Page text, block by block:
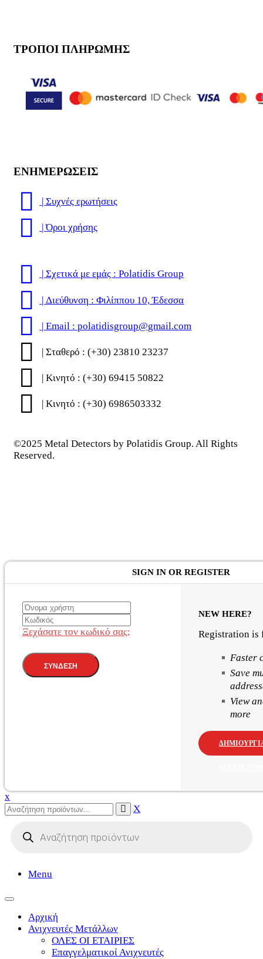
ΤΡΟΠΟΙ ΠΛΗΡΩΜΗΣ
ΕΝΗΜΕΡΩΣΕΙΣ
| Συχνές ερωτήσεις
| Όροι χρήσης
| Σχετικά με εμάς : Polatidis Group
| Διεύθυνση : Φιλίππου 10, Έδεσσα
| Email : polatidisgroup@gmail.com
| Σταθερό : (+30) 23810 23237
| Κινητό : (+30) 69415 50822
| Κινητό : (+30) 6986503332
©2025 Metal Detectors by Polatidis Group. All Rights
Reserved.
SIGN IN OR REGISTER
Ξεχάσατε τον κωδικό σας;
NEW HERE?
Registration is
Faster
Save
View
more
x
X
search
Menu
Toggle
Αρχική
Ανιχνευτές Μετάλλων
ΟΛΕΣ ΟΙ ΕΤΑΙΡΙΕΣ
Επαγγελματικοί Ανιχνευτές